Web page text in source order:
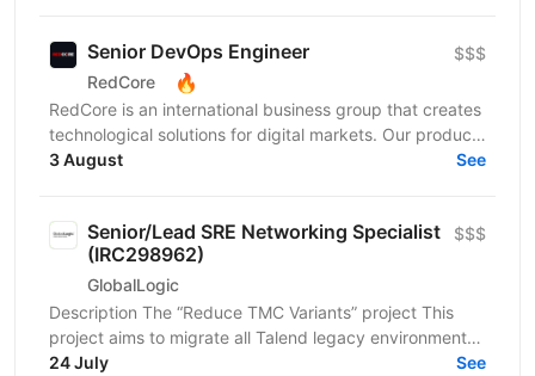
Senior DevOps Engineer
RedCore 🔥
$$$
RedCore is an international business group that creates
technological solutions for digital markets. Our products
and services cover fintech, marketing,...
3 August See
Senior/Lead SRE Networking Specialist
(IRC298962)
GlobalLogic
$$$
Description The “Reduce TMC Variants” project This
project aims to migrate all Talend legacy environments
to Qlik-managed environments. This project...
24 July See